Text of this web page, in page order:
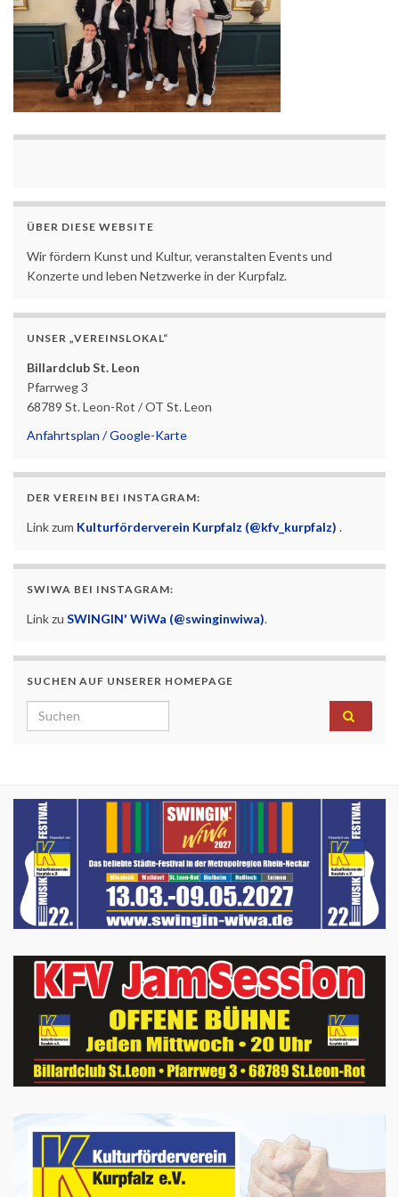
ÜBER DIESE WEBSITE
Wir fördern Kunst und Kultur, veranstalten Events und
Konzerte und leben Netzwerke in der Kurpfalz.
UNSER „VEREINSLOKAL“
Billardclub St. Leon
Pfarrweg 3
68789 St. Leon-Rot / OT St. Leon
Anfahrtsplan / Google-Karte
DER VEREIN BEI INSTAGRAM:
Link zum Kulturförderverein Kurpfalz (@kfv_kurpfalz) .
SWIWA BEI INSTAGRAM:
Link zu SWINGIN' WiWa (@swinginwiwa).
SUCHEN AUF UNSERER HOMEPAGE
Search for: